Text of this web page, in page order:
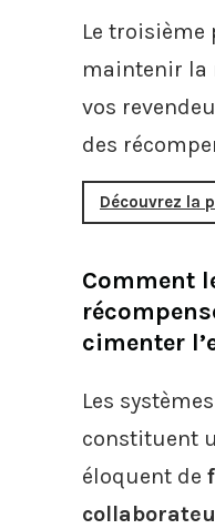
Le
maintenir la
vos
des
Découvrez la
Comment
cimenter
Les
constituent
éloquent de